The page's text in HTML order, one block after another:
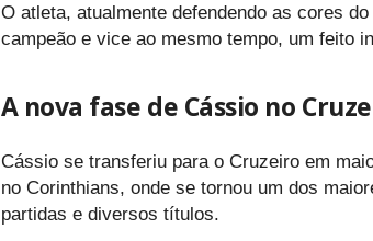
O atleta, atualmente defendendo as cores
campeão e vice ao mesmo tempo, um feito
A nova fase de Cássio no
Cássio se transferiu para o Cruzeiro em
no Corinthians, onde se tornou um dos
partidas e diversos títulos.